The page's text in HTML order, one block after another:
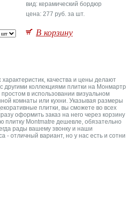
вид: керамический бордюр
цена: 277 руб. за шт.
В корзину
качества и цены делают
другими коллекциями плитки на Монмартр
в использовании визуальном
комнаты или кухни. Указывая размеры
плитки, вы сможете во всех
оформить заказ на него через корзину
плитку Montmatre дешевле, обязательно
рады вашему звонку и наши
отличный вариант, но у нас есть и сотни